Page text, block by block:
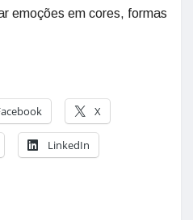
emoções em cores, formas
X
LinkedIn